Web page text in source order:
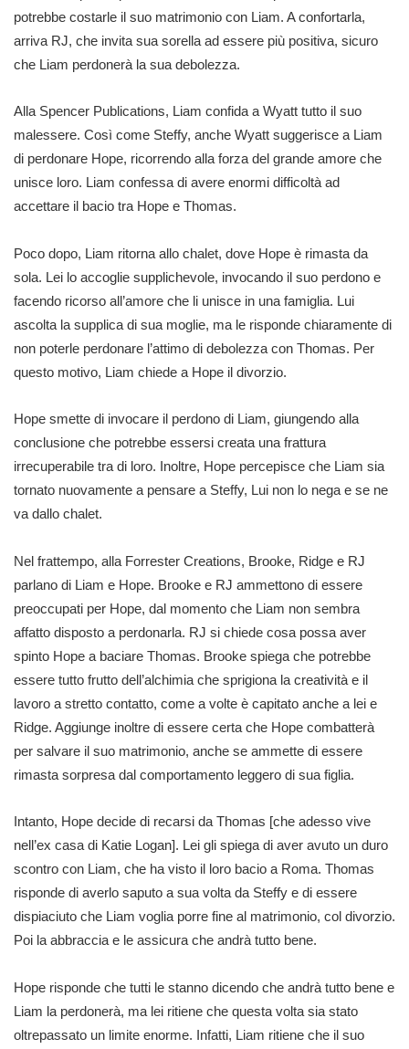
potrebbe costarle il suo matrimonio con Liam. A confortarla,
arriva RJ, che invita sua sorella ad essere più positiva, sicuro
che Liam perdonerà la sua debolezza.
Alla Spencer Publications, Liam confida a Wyatt tutto il suo
malessere. Così come Steffy, anche Wyatt suggerisce a Liam
di perdonare Hope, ricorrendo alla forza del grande amore che
unisce loro. Liam confessa di avere enormi difficoltà ad
accettare il bacio tra Hope e Thomas.
Poco dopo, Liam ritorna allo chalet, dove Hope è rimasta da
sola. Lei lo accoglie supplichevole, invocando il suo perdono e
facendo ricorso all’amore che li unisce in una famiglia. Lui
ascolta la supplica di sua moglie, ma le risponde chiaramente di
non poterle perdonare l’attimo di debolezza con Thomas. Per
questo motivo, Liam chiede a Hope il divorzio.
Hope smette di invocare il perdono di Liam, giungendo alla
conclusione che potrebbe essersi creata una frattura
irrecuperabile tra di loro. Inoltre, Hope percepisce che Liam sia
tornato nuovamente a pensare a Steffy, Lui non lo nega e se ne
va dallo chalet.
Nel frattempo, alla Forrester Creations, Brooke, Ridge e RJ
parlano di Liam e Hope. Brooke e RJ ammettono di essere
preoccupati per Hope, dal momento che Liam non sembra
affatto disposto a perdonarla. RJ si chiede cosa possa aver
spinto Hope a baciare Thomas. Brooke spiega che potrebbe
essere tutto frutto dell’alchimia che sprigiona la creatività e il
lavoro a stretto contatto, come a volte è capitato anche a lei e
Ridge. Aggiunge inoltre di essere certa che Hope combatterà
per salvare il suo matrimonio, anche se ammette di essere
rimasta sorpresa dal comportamento leggero di sua figlia.
Intanto, Hope decide di recarsi da Thomas [che adesso vive
nell’ex casa di Katie Logan]. Lei gli spiega di aver avuto un duro
scontro con Liam, che ha visto il loro bacio a Roma. Thomas
risponde di averlo saputo a sua volta da Steffy e di essere
dispiaciuto che Liam voglia porre fine al matrimonio, col divorzio.
Poi la abbraccia e le assicura che andrà tutto bene.
Hope risponde che tutti le stanno dicendo che andrà tutto bene e
Liam la perdonerà, ma lei ritiene che questa volta sia stato
oltrepassato un limite enorme. Infatti, Liam ritiene che il suo